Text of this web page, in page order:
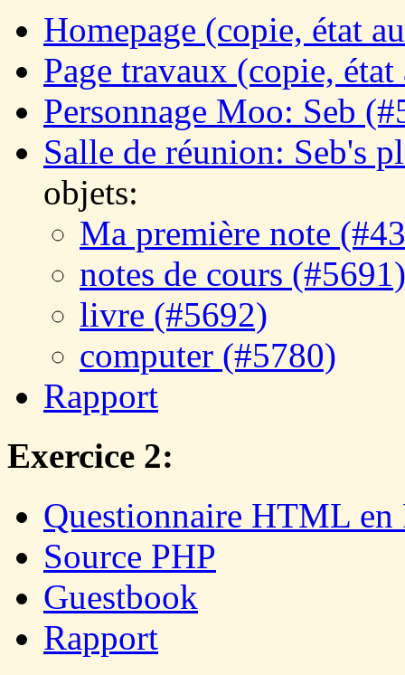
Homepage (copie, état
Page travaux (copie,
Personnage Moo: Seb
Salle de réunion: Seb's
objets:
Ma première note
notes de cours (#5691)
livre (#5692)
computer (#5780)
Rapport
Exercice 2:
Questionnaire HTML en
Source PHP
Guestbook
Rapport